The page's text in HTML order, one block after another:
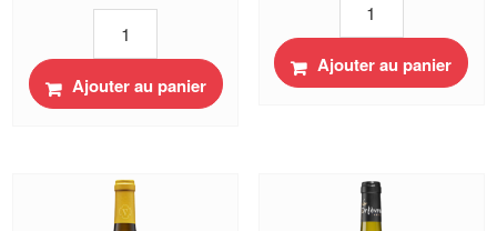
Saint-
Véran
"Les
des
Terres
Secrètes
Ajouter au panier
Rully
Blanc,
Domaine
2023
Ajouter au panier